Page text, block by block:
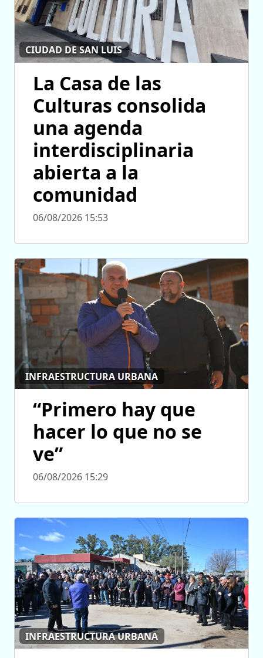
CIUDAD DE SAN LUIS
La Casa de las
Culturas consolida
una agenda
interdisciplinaria
abierta a la
comunidad
06/08/2026 15:53
INFRAESTRUCTURA URBANA
“Primero hay que
hacer lo que no se
ve”
06/08/2026 15:29
INFRAESTRUCTURA URBANA